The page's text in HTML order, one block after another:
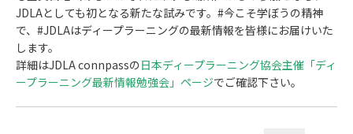
JDLAとしても初となる新たな試みです。#今こそ学ぼうの精神
で、#JDLAはディープラーニングの最新情報を皆様にお届けいた
します。
詳細はJDLA connpassの 日本ディープラーニング協会主催「ディ
ープラーニング最新情報勉強会」ページでご確認下さい。